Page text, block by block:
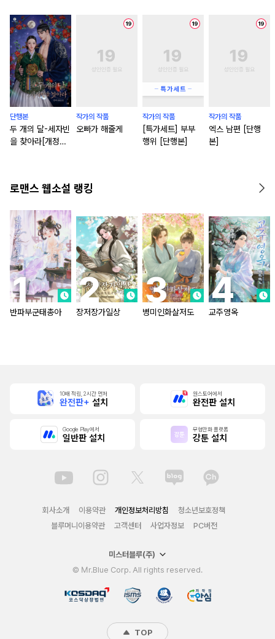
단행본
두 개의 달-세자빈
을 찾아라[개정판]
작가의 작품
오빠가 해줄게
작가의 작품
[특가세트] 부부
행위 [단행본]
작가의 작품
엑스 남편 [단행
본]
로맨스 웹소설 랭킹
반파부군태총아 장저장가일상 병미인화살저도 교주영옥
10배 적립, 2시간 먼저
완전판+ 설치
원스토어에서
완전판 설치
Google Play에서
일반판 설치
무협만화 플랫폼
강툰 설치
회사소개 이용약관 개인정보처리방침
청소년보호정책
블루머니이용약관
고객센터 사업자정보 PC버전
미스터블루(주)
© Mr.Blue Corp. All rights reserved.
TOP